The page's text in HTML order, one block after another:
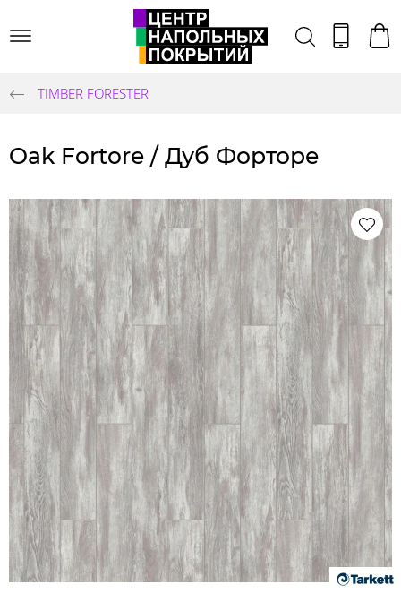
TIMBER FORESTER
Oak Fortore / Дуб Форторе